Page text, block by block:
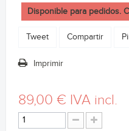
Disponible para pedidos.
Tweet Compartir
Imprimir
89,00 € IVA incl.